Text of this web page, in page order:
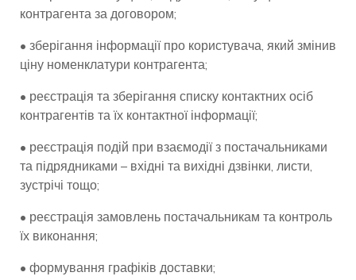
контрагента за договором;
• зберігання інформації про користувача, який змінив
ціну номенклатури контрагента;
• реєстрація та зберігання списку контактних осіб
контрагентів та їх контактної інформації;
• реєстрація подій при взаємодії з постачальниками
та підрядниками – вхідні та вихідні дзвінки, листи,
зустрічі тощо;
• реєстрація замовлень постачальникам та контроль
їх виконання;
• формування графіків доставки;